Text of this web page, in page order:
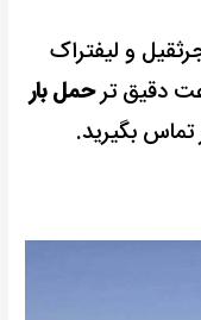
و لیفتراک
دقیق ترحمل بار
تماس بگیرید.